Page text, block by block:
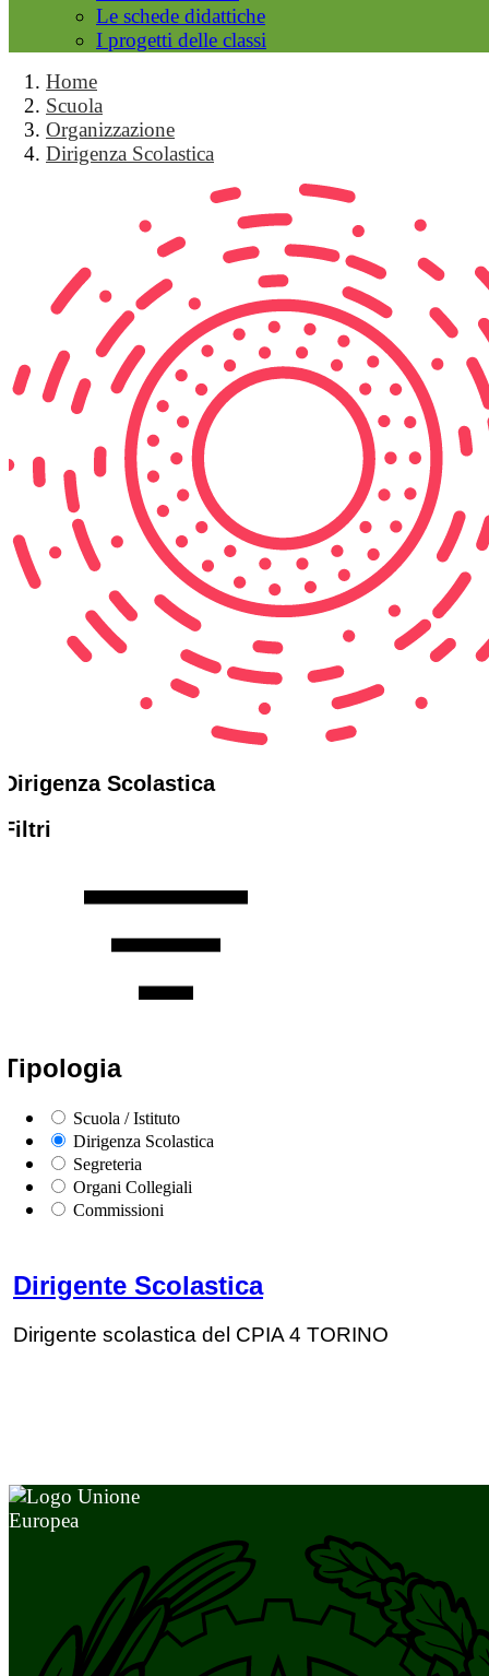
Le schede didattiche
I progetti delle classi
Home
Scuola
Organizzazione
Dirigenza Scolastica
Dirigenza Scolastica
Filtri
Tipologia
Scuola / Istituto
Dirigenza Scolastica
Segreteria
Organi Collegiali
Commissioni
Dirigente Scolastica
Dirigente scolastica del CPIA 4 TORINO